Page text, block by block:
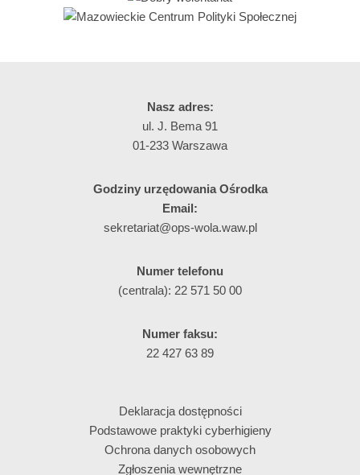
Nasz adres:
ul. J. Bema 91
01-233 Warszawa
Godziny urzędowania Ośrodka
Email:
sekretariat@ops-wola.waw.pl
Numer telefonu
(centrala): 22 571 50 00
Numer faksu:
22 427 63 89
Deklaracja dostępności
Podstawowe praktyki cyberhigieny
Ochrona danych osobowych
Zgłoszenia wewnętrzne